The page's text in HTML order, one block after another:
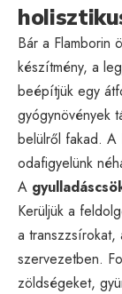
Bár a Flamborin
készítmény, a
beépítjük egy
gyógynövények
belülről fakad. A
odafigyelünk
A
Kerüljük a
a transzzsírokat,
szervezetben.
zöldségeket,